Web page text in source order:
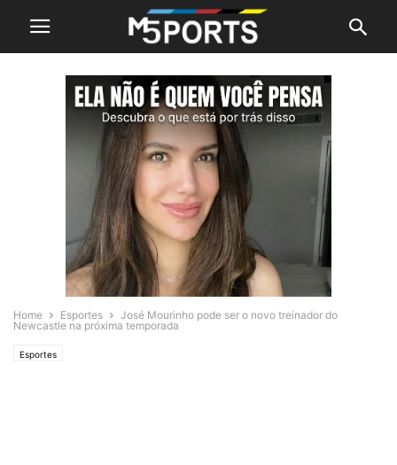
Home Esportes
José Mourinho pode ser o novo treinador do
Newcastle na próxima temporada
Esportes